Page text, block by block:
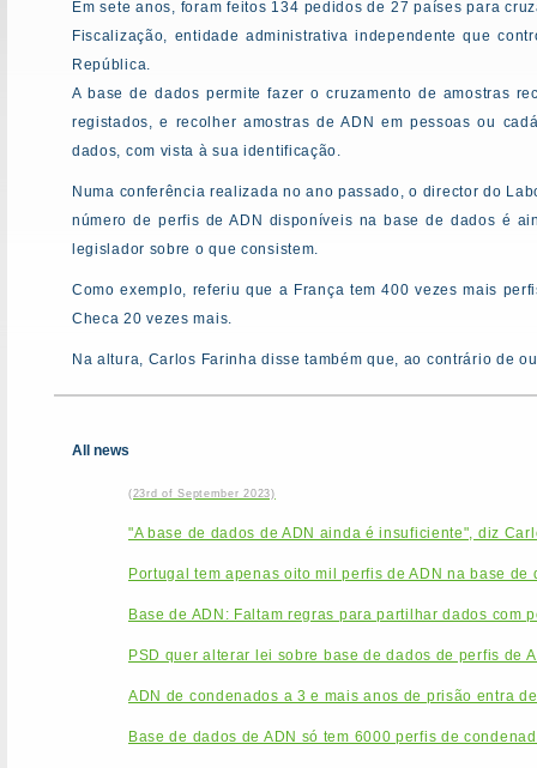
Em sete anos, foram feitos 134 pedidos de 27 países para
Fiscalização, entidade administrativa independente que
República.
A base de dados permite fazer o cruzamento de amostras
registados, e recolher amostras de ADN em pessoas ou
dados, com vista à sua identificação.
Numa conferência realizada no ano passado, o director do
número de perfis de ADN disponíveis na base de dados é
legislador sobre o que consistem.
Como exemplo, referiu que a França tem 400 vezes mais
Checa 20 vezes mais.
Na altura, Carlos Farinha disse também que, ao contrário de
All news
(23rd of September 2023)
"A base de dados de ADN ainda é insuficiente", diz
Portugal tem apenas oito mil perfis de ADN na base de
Base de ADN: Faltam regras para partilhar dados com
PSD quer alterar lei sobre base de dados de perfis de
ADN de condenados a 3 e mais anos de prisão entra
Base de dados de ADN só tem 6000 perfis de